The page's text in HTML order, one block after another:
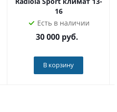
16
Есть в наличии
30 000руб.
В корзину